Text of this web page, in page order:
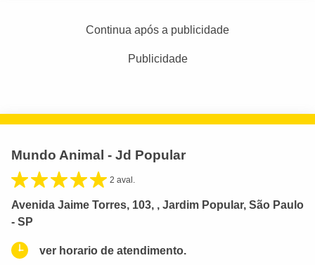
Continua após a publicidade
Publicidade
Mundo Animal - Jd Popular
2 aval.
Avenida Jaime Torres, 103, , Jardim Popular, São Paulo
- SP
ver horario de atendimento.